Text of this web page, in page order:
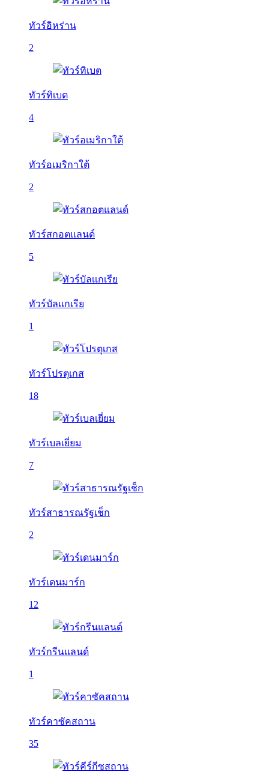
ทัวร์อิหร่าน
2
ทัวร์ทิเบต
4
ทัวร์อเมริกาใต้
2
ทัวร์สกอตแลนด์
5
ทัวร์บัลเเกเรีย
1
ทัวร์โปรตุเกส
18
ทัวร์เบลเยี่ยม
7
ทัวร์สาธารณรัฐเช็ก
2
ทัวร์เดนมาร์ก
12
ทัวร์กรีนแลนด์
1
ทัวร์คาซัคสถาน
35